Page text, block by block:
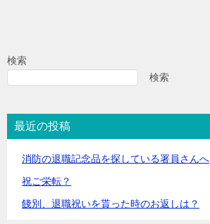
検索
検索
最近の投稿
消防の退職記念品を探している署員さんへ
祝ご栄転？
餞別、退職祝いを貰った時のお返しは？